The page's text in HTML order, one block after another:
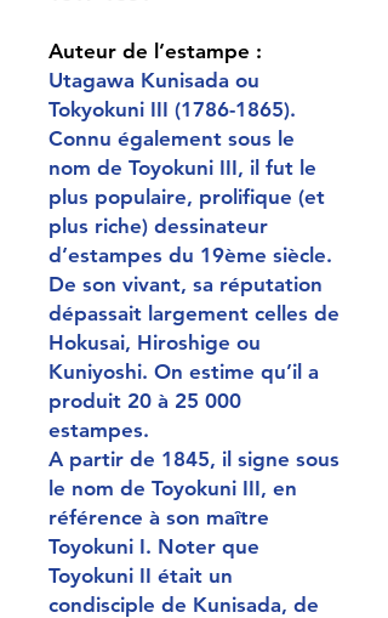
Auteur de l’estampe :
Utagawa Kunisada ou
Tokyokuni III (1786-1865).
Connu également sous le
nom de Toyokuni III, il fut le
plus populaire, prolifique (et
plus riche) dessinateur
d’estampes du 19ème siècle.
De son vivant, sa réputation
dépassait largement celles de
Hokusai, Hiroshige ou
Kuniyoshi. On estime qu’il a
produit 20 à 25 000
estampes.
A partir de 1845, il signe sous
le nom de Toyokuni III, en
référence à son maître
Toyokuni I. Noter que
Toyokuni II était un
condisciple de Kunisada, de